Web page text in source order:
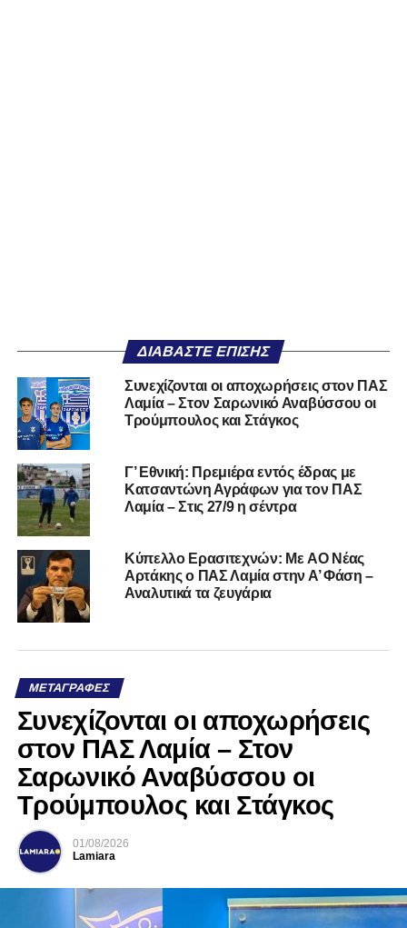
ΔΙΑΒΆΣΤΕ ΕΠΊΣΗΣ
Συνεχίζονται οι αποχωρήσεις στον ΠΑΣ
Λαμία – Στον Σαρωνικό Αναβύσσου οι
Τρούμπουλος και Στάγκος
Γ’ Εθνική: Πρεμιέρα εντός έδρας με
Κατσαντώνη Αγράφων για τον ΠΑΣ
Λαμία – Στις 27/9 η σέντρα
Kύπελλο Ερασιτεχνών: Με AO Nέας
Αρτάκης ο ΠΑΣ Λαμία στην Α’ Φάση –
Αναλυτικά τα ζευγάρια
ΜΕΤΑΓΡΑΦΈΣ
Συνεχίζονται οι αποχωρήσεις
στον ΠΑΣ Λαμία – Στον
Σαρωνικό Αναβύσσου οι
Τρούμπουλος και Στάγκος
01/08/2026
Lamiara